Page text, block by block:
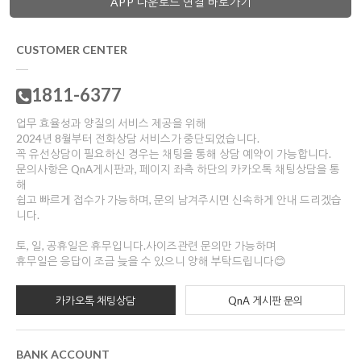
CUSTOMER CENTER
1811-6377
업무 효율성과 양질의 서비스 제공을 위해
2024년 8월부터 전화상담 서비스가 중단되었습니다.
꼭 유선상담이 필요하신 경우는 채팅을 통해 상담 예약이 가능합니다.
문의사항은 QnA게시판과, 페이지 좌측 하단의 카카오톡 채팅상담을 통
해
쉽고 빠르게 접수가 가능하며, 문의 남겨주시면 신속하게 안내 드리겠습
니다.
토, 일, 공휴일은 휴무입니다.사이즈관련 문의만 가능하며
휴무일은 응답이 조금 늦을 수 있으니 양해 부탁드립니다😊
카카오톡 채팅상담 QnA 게시판 문의
BANK ACCOUNT